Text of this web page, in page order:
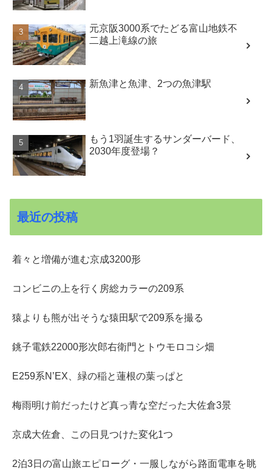
元京阪3000系でたどる富山地鉄不
二越上滝線の旅
新魚津と魚津、2つの魚津駅
もう1羽誕生するサンダーバード、
2030年度登場？
最近の投稿
着々と増備が進む京成3200形
コンビニの上を行く房総カラーの209系
猿よりも熊が出そうな猿田駅で209系を撮る
銚子電鉄22000形次郎右衛門とトウモロコシ畑
E259系N’EX、緑の稲と蓮根の葉っぱと
梅雨明け前だったけど真っ青な空だった大佐倉3景
京成大佐倉、この日見つけた変化1つ
2泊3日の富山旅エピローグ・一服しながら路面電車を眺